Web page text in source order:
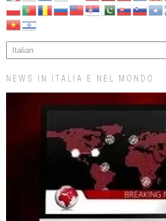
NEWS IN ITALIA E NEL MONDO